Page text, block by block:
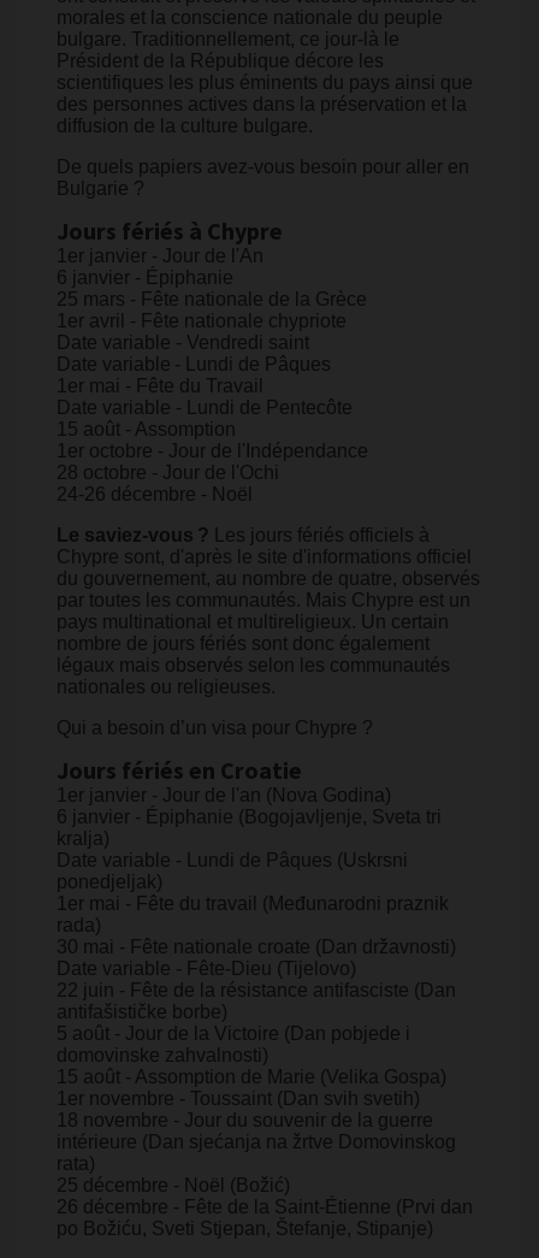
morales et la conscience nationale du peuple
bulgare. Traditionnellement, ce jour-là le
Président de la République décore les
scientifiques les plus éminents du pays ainsi que
des personnes actives dans la préservation et la
diffusion de la culture bulgare. ​
De quels papiers avez-vous besoin pour aller en
Bulgarie ?
Jours fériés à Chypre
1er janvier - Jour de l'An
6 janvier - Épiphanie
25 mars - Fête nationale de la Grèce
1er avril - Fête nationale chypriote
Date variable - Vendredi saint
Date variable - Lundi de Pâques
1er mai - Fête du Travail
Date variable - Lundi de Pentecôte
15 août - Assomption
1er octobre - Jour de l'Indépendance
28 octobre - Jour de l'Ochi
24-26 décembre - Noël
Le saviez-vous ? Les jours fériés officiels à
Chypre sont, d'après le site d'informations officiel
du gouvernement, au nombre de quatre, observés
par toutes les communautés. Mais Chypre est un
pays multinational et multireligieux. Un certain
nombre de jours fériés sont donc également
légaux mais observés selon les communautés
nationales ou religieuses.
​Qui a besoin d’un visa pour Chypre ?
Jours fériés en Croatie
1er janvier - Jour de l'an (Nova Godina)
6 janvier - Épiphanie (Bogojavljenje, Sveta tri
kralja)
Date variable - Lundi de Pâques (Uskrsni
ponedjeljak)
1er mai - Fête du travail (Međunarodni praznik
rada)
30 mai - Fête nationale croate (Dan državnosti)
Date variable - Fête-Dieu (Tijelovo)
22 juin - Fête de la résistance antifasciste (Dan
antifašističke borbe)
5 août - Jour de la Victoire (Dan pobjede i
domovinske zahvalnosti)
15 août - Assomption de Marie (Velika Gospa)
1er novembre - Toussaint (Dan svih svetih)
18 novembre - Jour du souvenir de la guerre
intérieure (Dan sjećanja na žrtve Domovinskog
rata)
25 décembre - Noël (Božić)
26 décembre - Fête de la Saint-Étienne (Prvi dan
po Božiću, Sveti Stjepan, Štefanje, Stipanje)